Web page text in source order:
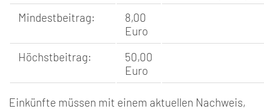
Mindestbeitrag:
8,00
Euro
Höchstbeitrag:
50,00
Euro
Einkünfte müssen mit einem aktuellen Nachweis,